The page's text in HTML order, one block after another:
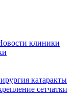
клиники
катаракты
сетчатки